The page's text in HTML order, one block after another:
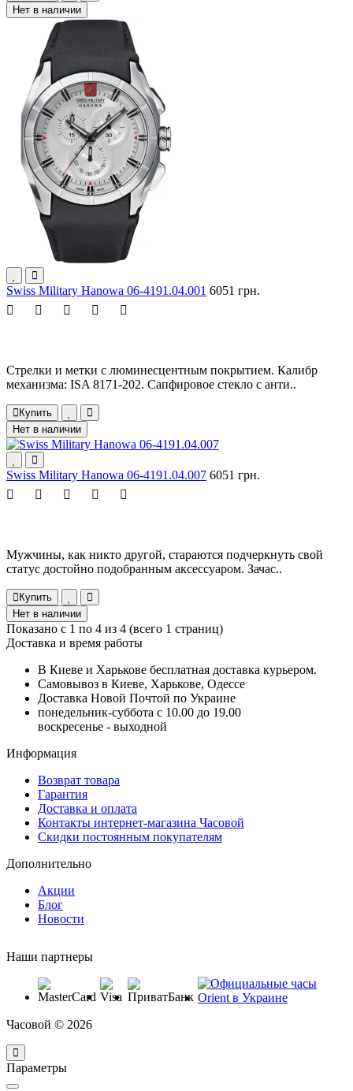
Нет в наличии
Swiss Military Hanowa 06-4191.04.001 6051 грн.
Стрелки и метки с люминесцентным покрытием. Калибр
механизма: ISA 8171-202. Сапфировое стекло с анти..
Купить
Нет в наличии
Swiss Military Hanowa 06-4191.04.007 6051 грн.
Мужчины, как никто другой, стараются подчеркнуть свой
статус достойно подобранным аксессуаром. Зачас..
Купить
Нет в наличии
Показано с 1 по 4 из 4 (всего 1 страниц)
Доставка и время работы
В Киеве и Харькове бесплатная доставка курьером.
Самовывоз в Киеве, Харькове, Одессе
Доставка Новой Почтой по Украине
понедельник-суббота с 10.00 до 19.00
воскресенье - выходной
Информация
Возврат товара
Гарантия
Доставка и оплата
Контакты интернет-магазина Часовой
Скидки постоянным покупателям
Дополнительно
Акции
Блог
Новости
Наши партнеры
Часовой © 2026
Параметры